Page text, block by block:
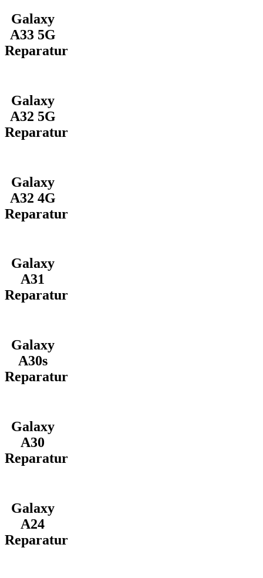
Galaxy
A33 5G
Reparatur
Galaxy
A32 5G
Reparatur
Galaxy
A32 4G
Reparatur
Galaxy
A31
Reparatur
Galaxy
A30s
Reparatur
Galaxy
A30
Reparatur
Galaxy
A24
Reparatur